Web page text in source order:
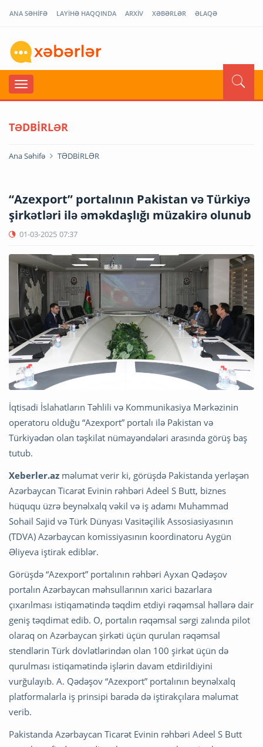
ANA SƏHİFƏ LAYİHƏ HAQQINDA ARXİV XƏBƏRLƏR ƏLAQƏ
TƏDBİRLƏR
Ana Səhifə TƏDBİRLƏR
“Azexport” portalının Pakistan və Türkiyə
şirkətləri ilə əməkdaşlığı müzakirə olunub
01-03-2025 07:37
İqtisadi İslahatların Təhlili və Kommunikasiya Mərkəzinin
operatoru olduğu “Azexport” portalı ilə Pakistan və
Türkiyədən olan təşkilat nümayəndələri arasında görüş baş
tutub.
Xeberler.az məlumat verir ki, görüşdə Pakistanda yerləşən
Azərbaycan Ticarət Evinin rəhbəri Adeel S Butt, biznes
hüququ üzrə beynəlxalq vəkil və iş adamı Muhammad
Sohail Sajid və Türk Dünyası Vasitəçilik Assosiasiyasının
(TDVA) Azərbaycan komissiyasının koordinatoru Aygün
Əliyeva iştirak ediblər.
Görüşdə “Azexport” portalının rəhbəri Ayxan Qədəşov
portalın Azərbaycan məhsullarının xarici bazarlara
çıxarılması istiqamətində təqdim etdiyi rəqəmsal həllərə dair
geniş təqdimat edib. O, portalın rəqəmsal sərgi zalında pilot
olaraq on Azərbaycan şirkəti üçün qurulan rəqəmsal
stendlərin Türk dövlətlərindən olan 100 şirkət üçün də
qurulması istiqamətində işlərin davam etdirildiyini
vurğulayıb. A. Qədəşov “Azexport” portalının beynəlxalq
platformalarla iş prinsipi barədə də iştirakçılara məlumat
verib.
Pakistanda Azərbaycan Ticarət Evinin rəhbəri Adeel S Butt